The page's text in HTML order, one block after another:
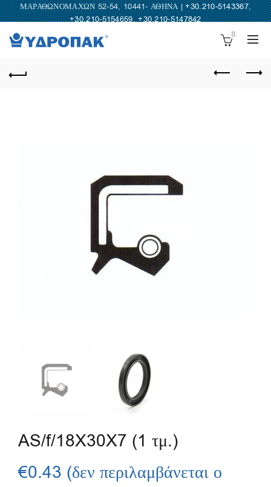
ΜΑΡΑΘΩΝΟΜΑΧΩΝ 52-54, 10441- ΑΘΗΝΑ |+30.210-5143367,
+30.210-5154659,+30.210-5147842
0
AS/f/18X30X7 (1 τμ.)
€0.43 (δεν περιλαμβάνεται ο